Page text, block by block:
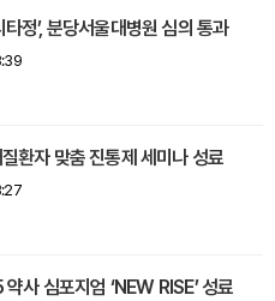
정’, 분당서울대병원 심의 통과
환자 맞춤 진통제 세미나 성료
사 심포지엄 ‘NEW RISE’ 성료